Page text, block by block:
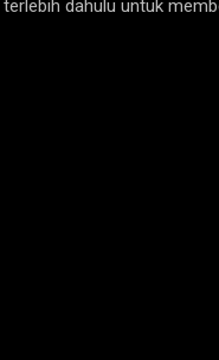
terlebih dahulu untuk